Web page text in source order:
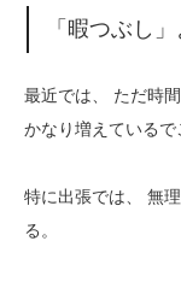
「暇つぶし
最近では、 ただ時
かなり増えているで
特に出張では、 無
る。